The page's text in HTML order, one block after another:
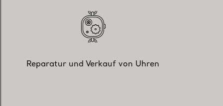
Reparatur und Verkauf von Uhren